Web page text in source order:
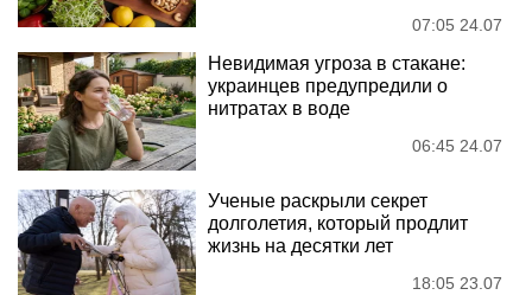
07:05 24.07
Невидимая угроза в стакане:
украинцев предупредили о
нитратах в воде
06:45 24.07
Ученые раскрыли секрет
долголетия, который продлит
жизнь на десятки лет
18:05 23.07